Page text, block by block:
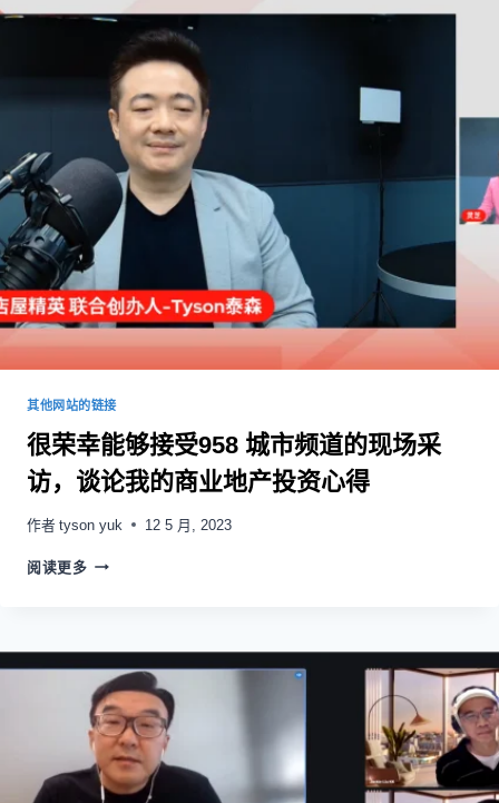
其他网站的链接
很荣幸能够接受958 城市频道的现场采
访，谈论我的商业地产投资心得
作者 tyson yuk 12 5 月, 2023
阅读更多